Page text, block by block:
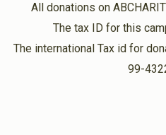
All donations on
The tax ID for this
The international Tax id for
99-